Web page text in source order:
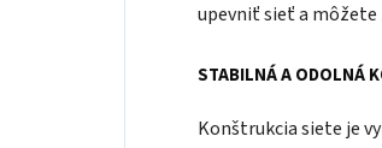
upevniť sieť a
STABILNÁ A ODOLNÁ
Konštrukcia siete je